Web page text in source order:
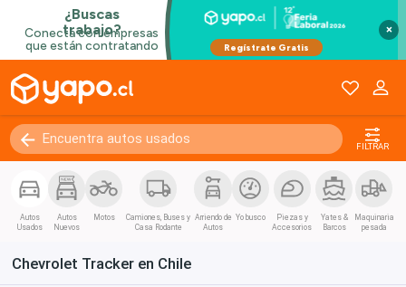
×
FILTRAR
Autos
Usados
Autos
Nuevos
Motos
Camiones, Buses y
Casa Rodante
Arriendo de
Autos
Yo busco
Piezas y
Accesorios
Yates &
Barcos
Maquinaria
pesada
Chevrolet Tracker en Chile